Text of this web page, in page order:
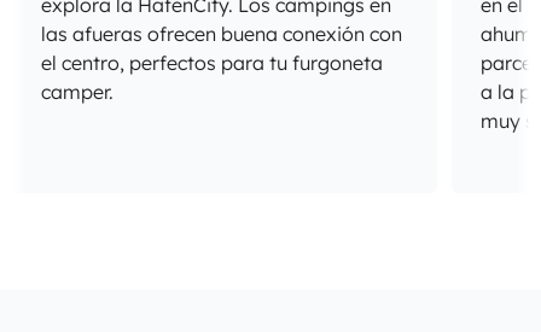
explora la HafenCity. Los campings en
las afueras ofrecen buena conexión con
el centro, perfectos para tu furgoneta
camper.
en el
a la
muy